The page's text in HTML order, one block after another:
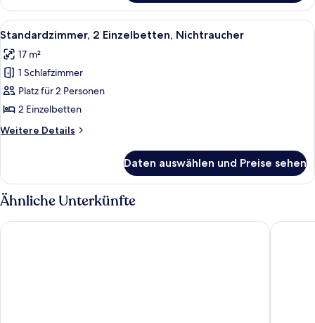
1
Queen-
Bett,
Alle
Fotos
für
Standardzimmer,
2 Einzelbetten,
Nichtraucher
anzeigen
Ein Hotelzimmer mit zwei Betten,
7
Standardzimmer, 2 Einzelbetten, Nichtraucher
17 m²
1 Schlafzimmer
Platz für 2 Personen
2 Einzelbetten
Weitere Details
Weitere
2 Einzelbetten,
Nichtraucher
Daten auswählen und Preise sehen
Ähnliche Unterkünfte
Hilton Garden Inn Marseille Provence Airport ibis